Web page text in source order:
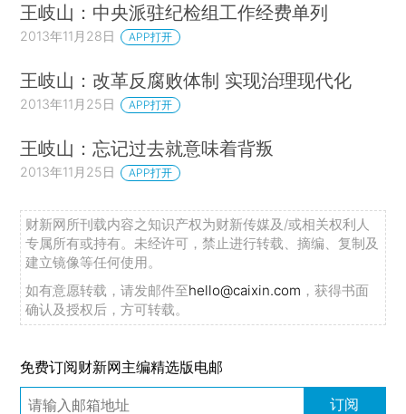
王岐山：中央派驻纪检组工作经费单列
2013年11月28日 APP打开
王岐山：改革反腐败体制 实现治理现代化
2013年11月25日 APP打开
王岐山：忘记过去就意味着背叛
2013年11月25日 APP打开
财新网所刊载内容之知识产权为财新传媒及/或相关权利人
专属所有或持有。未经许可，禁止进行转载、摘编、复制及
建立镜像等任何使用。
如有意愿转载，请发邮件至hello@caixin.com ，获得书面
确认及授权后，方可转载。
免费订阅财新网主编精选版电邮
订阅